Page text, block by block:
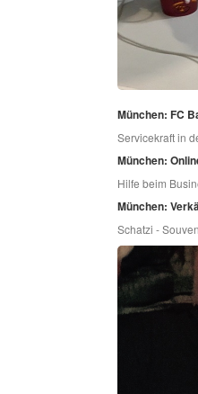
München: FC
Servicekraft in
München:
Hilfe beim
München:
Schatzi -